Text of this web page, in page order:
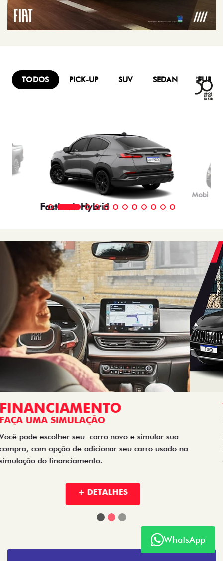
CONTATO
(47) 3047-9696
AGENDAMENTO DE SERVIÇOS
(47) 3047-9698
(47) 99614-7407
HORÁRIOS DE FUNCIONAMENTO
Segunda a sexta, das 9h às 18h.
Seg a Sex das 08h às 12h e das 13:30h às 18h.
Mais informações sobre essa loja
WhatsApp
TITANO
STRADA